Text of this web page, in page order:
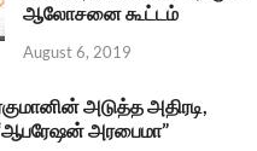
ஆலோசனை கூட்டம்
August 6, 2019
அடுத்த அதிரடி,
அரபைமா”